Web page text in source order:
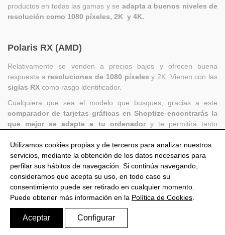
productos en todas las gamas y se adapta a buenos niveles de
resolución como 1080 píxeles, 2K y 4K.
Polaris RX (AMD)
Relativamente se venden a precios bajos y ofrecen buena
respuesta a resoluciones de 1080 píxeles y 2K. Vienen con las
siglas RX como rasgo identificador.
Cualquiera que sea el modelo que busques, gracias a este
comparador de tarjetas gráficas en Shoptize encontrarás la
que mejor se adapte a tu ordenador y te permitirá tanto
echas una partida a tu juego favorito junto a tus amigos
Política de privacidad
Aviso Legal
Configurar Cookies
Utilizamos cookies propias y de terceros para analizar nuestros
servicios, mediante la obtención de los datos necesarios para
perfilar sus hábitos de navegación. Si continúa navegando,
consideramos que acepta su uso, en todo caso su
consentimiento puede ser retirado en cualquier momento.
Puede obtener más información en la Política de Cookies
Aceptar Configurar